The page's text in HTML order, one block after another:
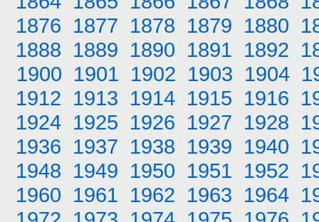
1876 1877 1878 1879 1880
1888 1889 1890 1891 1892
1900 1901 1902 1903 1904
1912 1913 1914 1915 1916
1924 1925 1926 1927 1928
1936 1937 1938 1939 1940
1948 1949 1950 1951 1952
1960 1961 1962 1963 1964